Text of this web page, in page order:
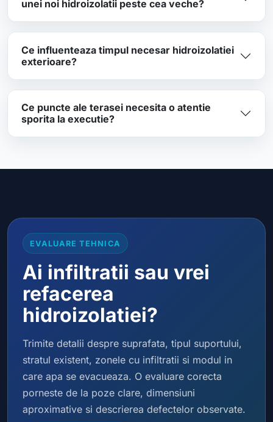
unei noi hidroizolatii peste cea veche?
Ce influenteaza timpul necesar hidroizolatiei
exterioare?
Ce puncte ale terasei necesita o atentie
sporita la executie?
EVALUARE TEHNICA
Ai infiltratii sau vrei
refacerea
hidroizolatiei?
Trimite detalii despre suprafata, tipul suportului,
stratul existent, zonele cu infiltratii si modul in
care apa se evacueaza. O evaluare corecta
porneste de la poze clare, dimensiuni
aproximative si descrierea defectelor observate.